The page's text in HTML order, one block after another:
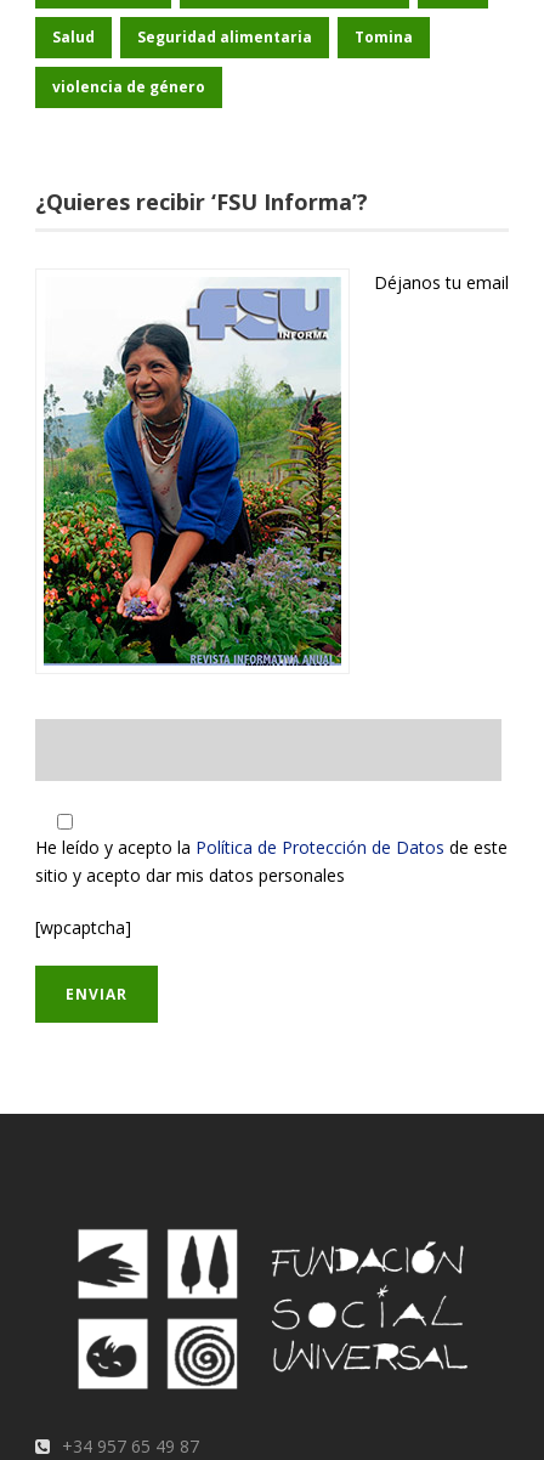
Salud Seguridad alimentaria Tomina
violencia de género
¿Quieres recibir ‘FSU Informa’?
Déjanos tu email
He leído y acepto la Política de Protección de Datos de este
sitio y acepto dar mis datos personales
[wpcaptcha]
+34 957 65 49 87